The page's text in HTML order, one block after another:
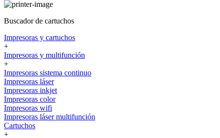
Buscador de cartuchos
Impresoras y cartuchos
+
Impresoras y multifunción
+
Impresoras sistema continuo
Impresoras láser
Impresoras inkjet
Impresoras color
Impresoras wifi
Impresoras láser multifunción
Cartuchos
+